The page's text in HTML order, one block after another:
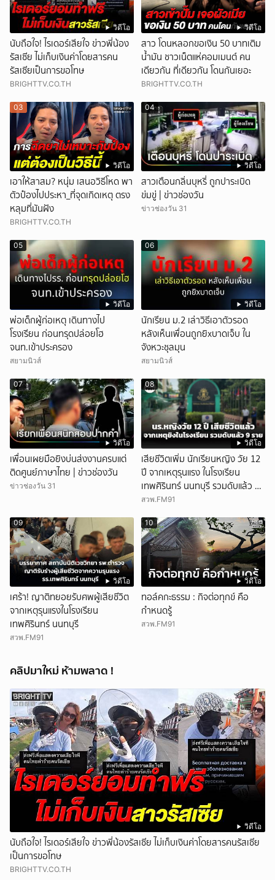
วิดีโอ
นับถือใจ! ไรเดอร์เสียใจ ข่าวพี่น้อง
รัสเซีย ไม่เก็บเงินค่าโดยสารคน
รัสเซียเป็นการขอโทษ
BRIGHTTV.CO.TH
วิดีโอ
สาว โดนหลอกขอเงิน 50 บาทเติม
น้ำมัน ชาวเน็ตแห่คอมเมนต์ คน
เดียวกัน ที่เดียวกัน โดนกันเยอะ
BRIGHTTV.CO.TH
วิดีโอ
03
เอาให้สาสม? หนุ่ม เสนอวิธีโหด พา
ตัวป๋องไปประหา_ที่จุดเกิดเหตุ ตรง
หลุมที่มันฝัง
BRIGHTTV.CO.TH
วิดีโอ
04
สาวเตือนกลิ่นบุหรี่ ถูกปาระเบิด
ข่มขู่ | ข่าวช่องวัน
ข่าวช่องวัน 31
วิดีโอ
05
พ่อเด็กผู้ก่อเหตุ เดินทางไป
โรงเรียน ก่อนทรุดปล่อยโฮ
จนท.เข้าประครอง
สยามนิวส์
วิดีโอ
06
นักเรียน ม.2 เล่าวิธีเอาตัวรอด
หลังเห็นเพื่อนถูกยิxบาดเจ็บ ใน
จังหวะชุลมุน
สยามนิวส์
วิดีโอ
07
เพื่อนเผยมือยิงบ่นส่งงานครบแต่
ติดศูนย์ภาษาไทย | ข่าวช่องวัน
ข่าวช่องวัน 31
วิดีโอ
08
เสียชีวิตเพิ่ม นักเรียนหญิง วัย 12
ปี จากเหตุรุนแรง ในโรงเรียน
เทพศิรินทร์ นนทบุรี รวมดับแล้ว 9
ราย
สวพ.FM91
วิดีโอ
09
เศร้า! ญาติทยอยรับศพผู้เสียชีวิต
จากเหตุรุนแรงในโรงเรียน
เทพศิรินทร์ นนทบุรี
สวพ.FM91
วิดีโอ
10
ทอล์คกะธรรม : กิจต่อทุกข์ คือ
กำหนดรู้
สวพ.FM91
คลิปมาใหม่ ห้ามพลาด !
วิดีโอ
นับถือใจ! ไรเดอร์เสียใจ ข่าวพี่น้องรัสเซีย ไม่เก็บเงินค่าโดยสารคนรัสเซีย
เป็นการขอโทษ
BRIGHTTV.CO.TH